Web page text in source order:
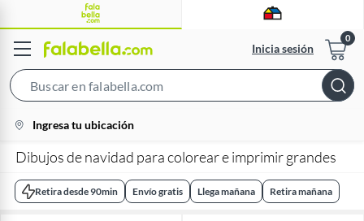
Inicia sesión
Bar
location-
icon
Ingresa tu ubicación
Dibujos de navidad para colorear e imprimir grandes
Retira desde 90min Envío gratis Llega mañana Retira mañana